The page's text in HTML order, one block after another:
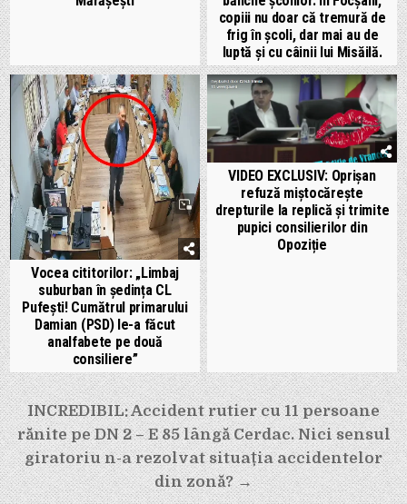
copiii nu doar că tremură de
frig în școli, dar mai au de
luptă și cu câinii lui Misăilă.
Vocea cititorilor: „Limbaj
suburban în ședința CL
Pufești! Cumătrul primarului
Damian (PSD) le-a făcut
analfabete pe două
consiliere”
VIDEO EXCLUSIV: Oprișan
refuză miștocărește
drepturile la replică și trimite
pupici consilierilor din
Opoziție
Navigare
în
articole
INCREDIBIL: Accident rutier cu 11 persoane
rănite pe DN 2 – E 85 lângă Cerdac. Nici sensul
giratoriu n-a rezolvat situația accidentelor
din zonă? →